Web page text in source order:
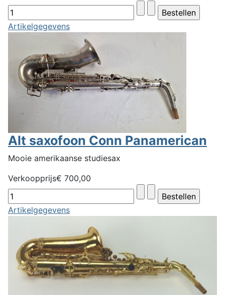
Artikelgegevens
Alt saxofoon Conn Panamerican
Mooie amerikaanse studiesax
Verkoopprijs€ 700,00
Artikelgegevens